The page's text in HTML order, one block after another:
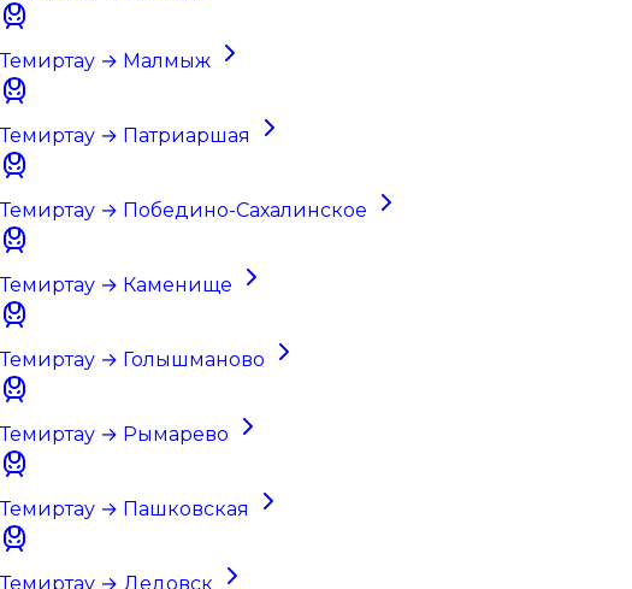
Темиртау → Малмыж
Темиртау → Патриаршая
Темиртау → Победино-Сахалинское
Темиртау → Каменище
Темиртау → Голышманово
Темиртау → Рымарево
Темиртау → Пашковская
Темиртау → Дедовск